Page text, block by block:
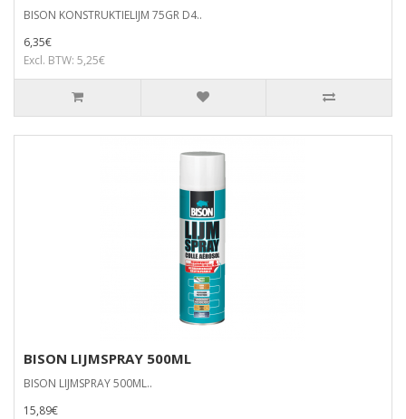
BISON KONSTRUKTIELIJM 75GR D4..
6,35€
Excl. BTW: 5,25€
BISON LIJMSPRAY 500ML
BISON LIJMSPRAY 500ML..
15,89€